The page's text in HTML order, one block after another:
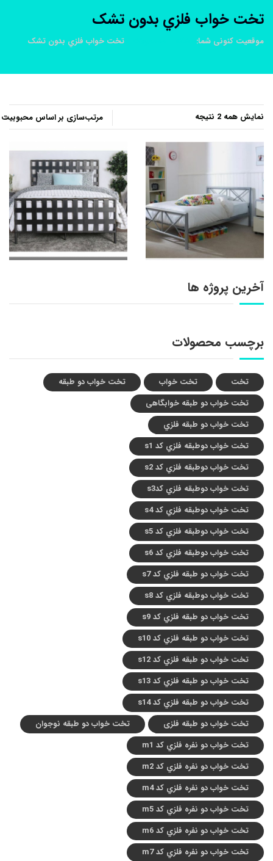
تخت خواب فلزي بدون تشک
موقعیت کنونی شما: تخت خواب فلزي بدون تشک
نمایش همه 2 نتیجه
بر
اساس
محبوبیت
آخرین پروژه ها
برچسب محصولات
تخت تخت خواب
تخت خواب دو طبقه
تخت خواب دو طبقه خوابگاهی
تخت خواب دو طبقه فلزي
تخت خواب دوطبقه فلزي کد s1
تخت خواب دوطبقه فلزي کد s2
تخت خواب دوطبقه فلزي کدs3
تخت خواب دوطبقه فلزي کد s4
تخت خواب دوطبقه فلزي کد s5
تخت خواب دوطبقه فلزي کد s6
تخت خواب دو طبقه فلزي کد s7
تخت خواب دوطبقه فلزي کد s8
تخت خواب دو طبقه فلزي کد s9
تخت خواب دو طبقه فلزي کد s10
تخت خواب دو طبقه فلزي کد s12
تخت خواب دو طبقه فلزي کد s13
تخت خواب دو طبقه فلزي کد s14
تخت خواب دو طبقه فلزی
تخت خواب دو طبقه نوجوان
تخت خواب دو نفره فلزي کد m1
تخت خواب دو نفره فلزي کد m2
تخت خواب دو نفره فلزي کد m4
تخت خواب دو نفره فلزي کد m5
تخت خواب دو نفره فلزي کد m6
تخت خواب دو نفره فلزي کد m7